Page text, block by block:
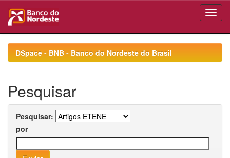
navigationDSpace - BNB - Banco do Nordeste do Brasil
Pesquisar
Pesquisar:
por